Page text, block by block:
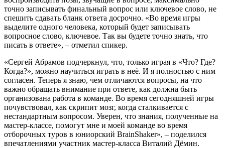
точно записывать финальный вопрос или ключевое слово, не
спешить сдавать бланк ответа досрочно. «Во время игры
выделите одного человека, который будет записывать
вопросное слово, ключевое. Так вы будете точно знать, что
писать в ответе», ­– отметил спикер.
«Сергей Абрамов подчеркнул, что, только играя в «Что? Где?
Когда?», можно научиться играть в неё. И я полностью с ним
согласен. Теперь я знаю, чем отличаются вопросы, на что
важно обращать внимание при ответе, как должна быть
организована работа в команде. Во время сегодняшней игры
почувствовал, как скрипит мозг, когда сталкивается с
нестандартным вопросом. Уверен, что знания, полученные на
мастер-классе, помогут мне и моей команде во время
отборочных туров в юниорский BrainShaker», – поделился
впечатлениями участник мастер-класса Виталий Дёмин.